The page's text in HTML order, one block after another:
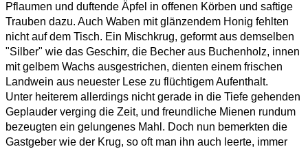
Pflaumen und duftende Äpfel in offenen Körben und saftige
Trauben dazu. Auch Waben mit glänzendem Honig fehlten
nicht auf dem Tisch. Ein Mischkrug, geformt aus demselben
"Silber" wie das Geschirr, die Becher aus Buchenholz, innen
mit gelbem Wachs ausgestrichen, dienten einem frischen
Landwein aus neuester Lese zu flüchtigem Aufenthalt.
Unter heiterem allerdings nicht gerade in die Tiefe gehenden
Geplauder verging die Zeit, und freundliche Mienen rundum
bezeugten ein gelungenes Mahl. Doch nun bemerkten die
Gastgeber wie der Krug, so oft man ihn auch leerte, immer